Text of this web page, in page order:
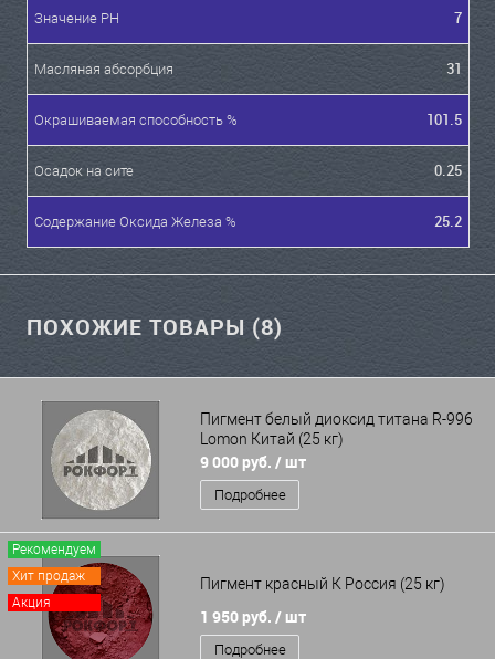
Значение PH 7
Масляная абсорбция 31
Окрашиваемая способность % 101.5
Осадок на сите 0.25
Содержание Оксида Железа % 25.2
ПОХОЖИЕ ТОВАРЫ (8)
Пигмент белый диоксид титана R-996
Lomon Китай (25 кг)
9 000 руб. / шт
Подробнее
Рекомендуем
Хит продаж
Акция
Пигмент красный К Россия (25 кг)
1 950 руб. / шт
Подробнее